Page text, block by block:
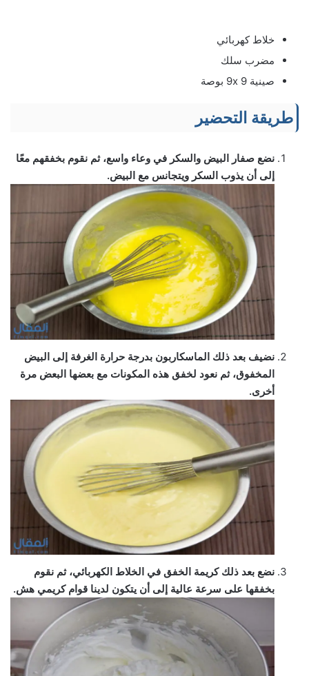
خلاط كهربائي
مضرب سلك
صينية 9x 9 بوصة
طريقة التحضير
نضع صفار البيض والسكر في وعاء واسع، ثم نقوم بخفقهم معًا
إلى أن يذوب السكر ويتجانس مع البيض.
نضيف بعد ذلك الماسكاربون بدرجة حرارة الغرفة إلى البيض
المخفوق، ثم نعود لخفق هذه المكونات مع بعضها البعض مرة
أخرى.
نضع بعد ذلك كريمة الخفق في الخلاط الكهربائي، ثم نقوم
بخفقها على سرعة عالية إلى أن يتكون لدينا قوام كريمي هش.